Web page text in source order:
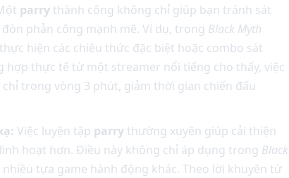
parrythành công không chỉ giúp bạn tránh sát
phản công mạnh mẽ. Ví dụ, trong Black Myth
hiện các chiêu thức đặc biệt hoặc combo sát
thực tế từ một streamer nổi tiếng cho thấy, việc
trong vòng 3 phút, giảm thời gian chiến đấu
Việc luyện tập parrythường xuyên giúp cải thiện
hoạt hơn. Điều này không chỉ áp dụng trong Black
tựa game hành động khác. Theo lời khuyên từ